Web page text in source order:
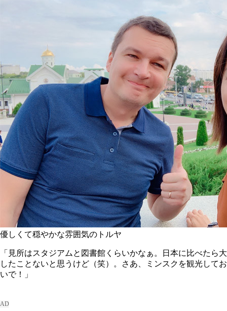
優しくて穏やかな雰囲気のトルヤ
「見所はスタジアムと図書館くらいかなぁ。日本に比べたら大
したことないと思うけど（笑）。さあ、ミンスクを観光してお
いで！」